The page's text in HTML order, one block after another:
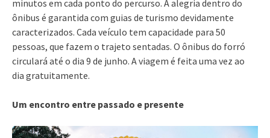
minutos em cada ponto do percurso. A alegria dentro do
ônibus é garantida com guias de turismo devidamente
caracterizados. Cada veículo tem capacidade para 50
pessoas, que fazem o trajeto sentadas. O ônibus do forró
circulará até o dia 9 de junho. A viagem é feita uma vez ao
dia gratuitamente.
Um encontro entre passado e presente